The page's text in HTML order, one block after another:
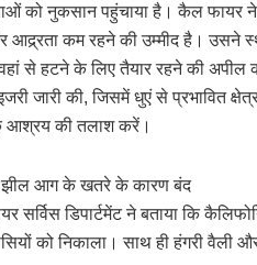
को नुकसान पहुंचाया है। कैल फायर ने
आद्र्रता कम रहने की उम्मीद है। उसने
वहां से हटने के लिए तैयार रहने की
जारी की, जिसमें धुएं से प्रभावित
आश्रय की तलाश करें।
झील आग के खतरे के कारण बंद
सर्विस डिपार्टमेंट ने बताया कि
को निकाला। साथ ही हंगरी